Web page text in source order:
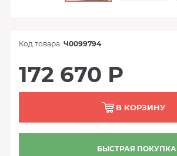
Код товара: Ч0099794
172 670 Р
В КОРЗИНУ
БЫСТРАЯ ПОКУПКА